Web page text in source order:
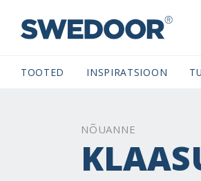
SWEDOORESTONIA
TOOTED INSPIRATSIOON
NÕUANNE